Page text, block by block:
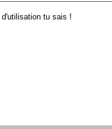
tu sais !